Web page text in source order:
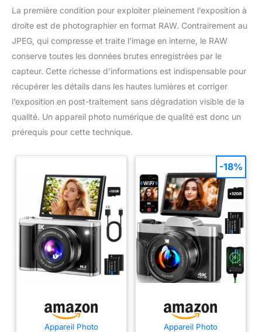
La première condition pour exploiter pleinement l’exposition à
droite est de photographier en format RAW. Contrairement au
JPEG, qui compresse et traite l’image en interne, le RAW
conserve toutes les données brutes enregistrées par le
capteur. Cette richesse d’informations est indispensable pour
récupérer les détails dans les hautes lumières et corriger
l’exposition en post-traitement sans dégradation visible de la
qualité. Un appareil photo numérique de qualité est donc un
prérequis pour cette technique.
Appareil Photo
Appareil Photo
-18%